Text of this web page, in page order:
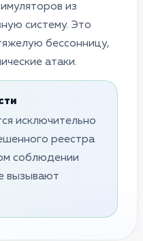
из
систему. Это
бессонницу,
атаки.
исключительно
реестра
соблюдении
вызывают